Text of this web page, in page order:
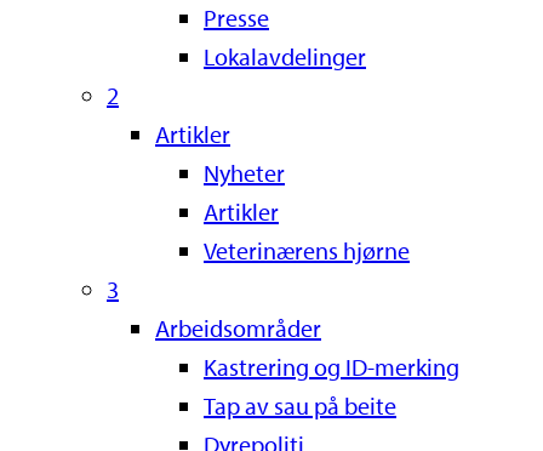
Presse
Lokalavdelinger
2
Artikler
Nyheter
Artikler
Veterinærens hjørne
3
Arbeidsområder
Kastrering og ID-merking
Tap av sau på beite
Dyrepoliti